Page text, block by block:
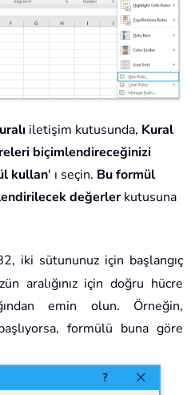
iletişim kutusunda, Kural
biçimlendireceğinizi
kullan' ı seçin. Bu formül
değerlerkutusuna
iki sütununuz için başlangıç
aralığınız için doğru hücre
emin olun. Örneğin,
formülü buna göre